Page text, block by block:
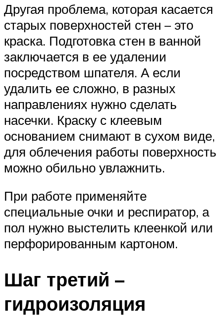
Другая проблема, которая касается
старых поверхностей стен – это
краска. Подготовка стен в ванной
заключается в ее удалении
посредством шпателя. А если
удалить ее сложно, в разных
направлениях нужно сделать
насечки. Краску с клеевым
основанием снимают в сухом виде,
для облечения работы поверхность
можно обильно увлажнить.
При работе применяйте
специальные очки и респиратор, а
пол нужно выстелить клеенкой или
перфорированным картоном.
Шаг третий –
гидроизоляция